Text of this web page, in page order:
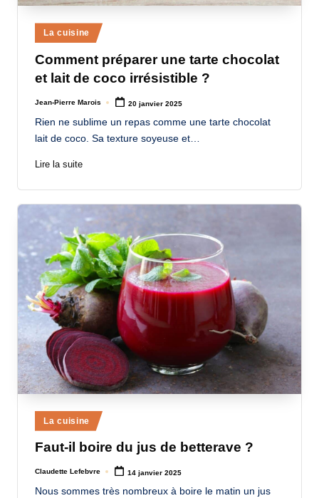
M
m
a
Posted
in
La cuisine
Comment préparer une tarte chocolat
et lait de coco irrésistible ?
Posted
Jean-Pierre Marois 20 janvier 2025
Rien ne sublime un repas comme une tarte chocolat
lait de coco. Sa texture soyeuse et…
Lire la suite
Posted
in
La cuisine
Faut-il boire du jus de betterave ?
Posted
Claudette Lefebvre 14 janvier 2025
Nous sommes très nombreux à boire le matin un jus